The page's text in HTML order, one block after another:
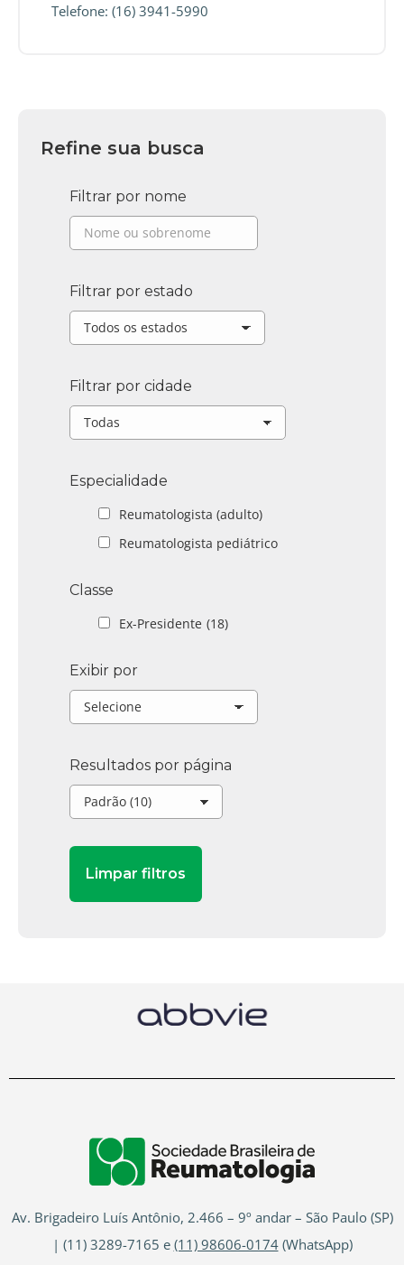
Telefone: (16) 3941-5990
Refine sua busca
Filtrar por nome
Filtrar por estado
Filtrar por cidade
Especialidade
Reumatologista (adulto)
Reumatologista pediátrico
Classe
Ex-Presidente (18)
Exibir por
Resultados por página
Av. Brigadeiro Luís Antônio, 2.466 – 9º andar – São Paulo (SP)
| (11) 3289-7165 e (11) 98606-0174(WhatsApp)